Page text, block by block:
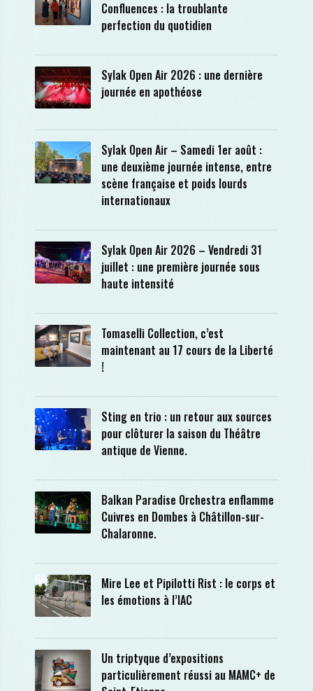
Confluences : la troublante
perfection du quotidien
Sylak Open Air 2026 : une dernière
journée en apothéose
Sylak Open Air – Samedi 1er août :
une deuxième journée intense, entre
scène française et poids lourds
internationaux
Sylak Open Air 2026 – Vendredi 31
juillet : une première journée sous
haute intensité
Tomaselli Collection, c’est
maintenant au 17 cours de la Liberté
!
Sting en trio : un retour aux sources
pour clôturer la saison du Théâtre
antique de Vienne.
Balkan Paradise Orchestra enflamme
Cuivres en Dombes à Châtillon-sur-
Chalaronne.
Mire Lee et Pipilotti Rist : le corps et
les émotions à l’IAC
Un triptyque d’expositions
particulièrement réussi au MAMC+ de